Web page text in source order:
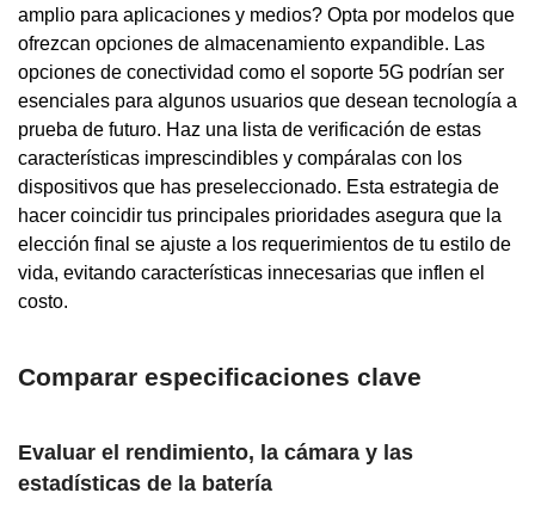
amplio para aplicaciones y medios? Opta por modelos que
ofrezcan opciones de almacenamiento expandible. Las
opciones de conectividad como el soporte 5G podrían ser
esenciales para algunos usuarios que desean tecnología a
prueba de futuro. Haz una lista de verificación de estas
características imprescindibles y compáralas con los
dispositivos que has preseleccionado. Esta estrategia de
hacer coincidir tus principales prioridades asegura que la
elección final se ajuste a los requerimientos de tu estilo de
vida, evitando características innecesarias que inflen el
costo.
Comparar especificaciones clave
Evaluar el rendimiento, la cámara y las
estadísticas de la batería